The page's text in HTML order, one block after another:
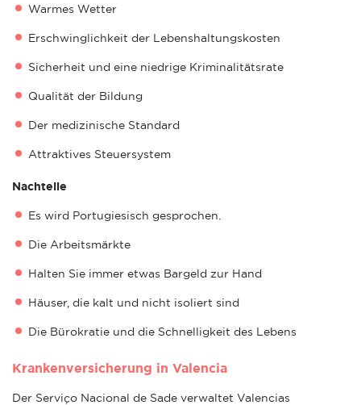
Warmes Wetter
Erschwinglichkeit der Lebenshaltungskosten
Sicherheit und eine niedrige Kriminalitätsrate
Qualität der Bildung
Der medizinische Standard
Attraktives Steuersystem
Nachteile
Es wird Portugiesisch gesprochen.
Die Arbeitsmärkte
Halten Sie immer etwas Bargeld zur Hand
Häuser, die kalt und nicht isoliert sind
Die Bürokratie und die Schnelligkeit des Lebens
Krankenversicherung in Valencia
Der Serviço Nacional de Sade verwaltet Valencias